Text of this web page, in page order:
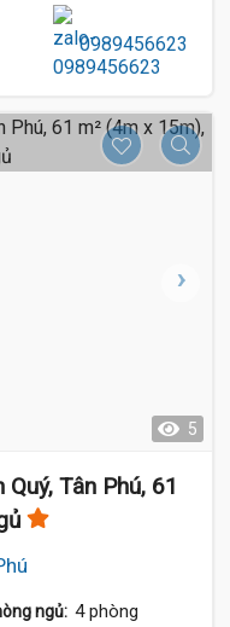
0989456623
5
Tân Phú, 61
ngủ: 4 phòng